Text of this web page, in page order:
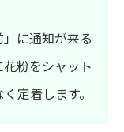
」に通知が来る
粉をシャット
定着します。